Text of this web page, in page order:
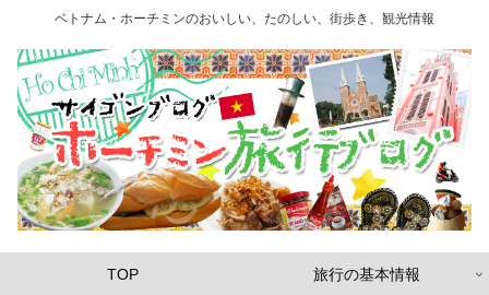
ベトナム・ホーチミンのおいしい、たのしい、街歩き、観光情報
TOP 旅行の基本情報